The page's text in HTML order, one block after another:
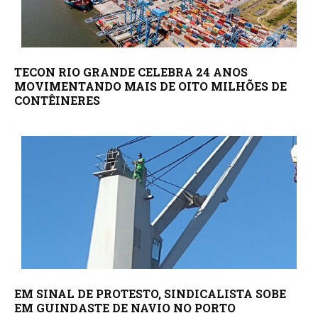
TECON RIO GRANDE CELEBRA 24 ANOS
MOVIMENTANDO MAIS DE OITO MILHÕES DE
CONTÊINERES
EM SINAL DE PROTESTO, SINDICALISTA SOBE
EM GUINDASTE DE NAVIO NO PORTO